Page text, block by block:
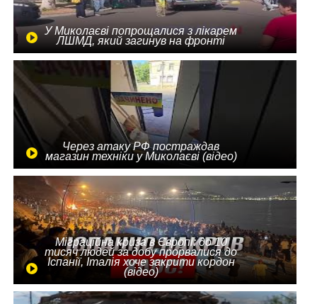
У Миколаєві попрощалися з лікарем
ЛШМД, який загинув на фронті
Через атаку РФ постраждав
магазин техніки у Миколаєві (відео)
Міграційна криза в Європі: до 10
тисяч людей за добу прорвалися до
Іспанії, Італія хоче закрити кордон
(відео)